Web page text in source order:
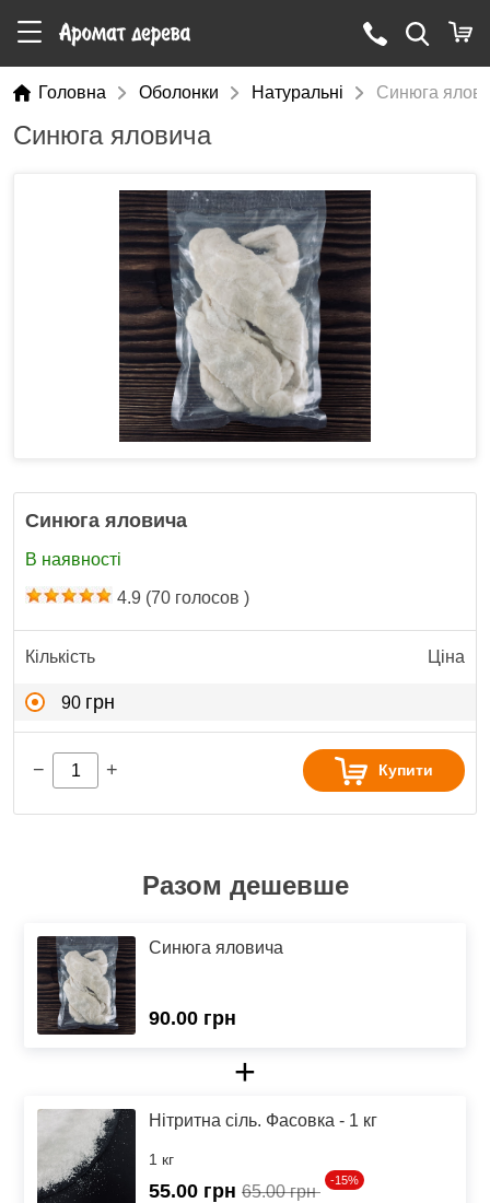
Головна Оболонки Натуральні Синюга
Синюга яловича
Синюга яловича
В наявності
4.9 (70 голосов )
Кількість Ціна
90 грн
− + Купити
Разом дешевше
Синюга яловича
90.00 грн
+
Нітритна сіль. Фасовка - 1 кг
1 кг
55.00 грн 65.00 грн
-15%